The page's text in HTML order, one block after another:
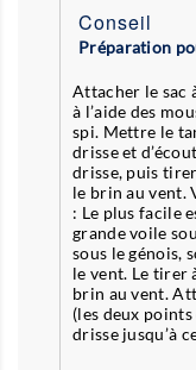
Conseil
Préparation
Attacher le sac
à l’aide des
spi. Mettre le
drisse et
drisse, puis
le brin au vent.
: Le plus facile
grande voile
sous le génois,
le vent. Le tirer
brin au vent.
(les deux
drisse jusqu’à